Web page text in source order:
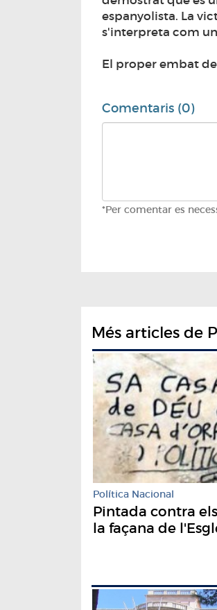
espanyolista. La
s'interpreta com
El proper embat
Comentaris (0)
*Per comentar es
Més articles de
Política Nacional
Pintada contra
la façana de